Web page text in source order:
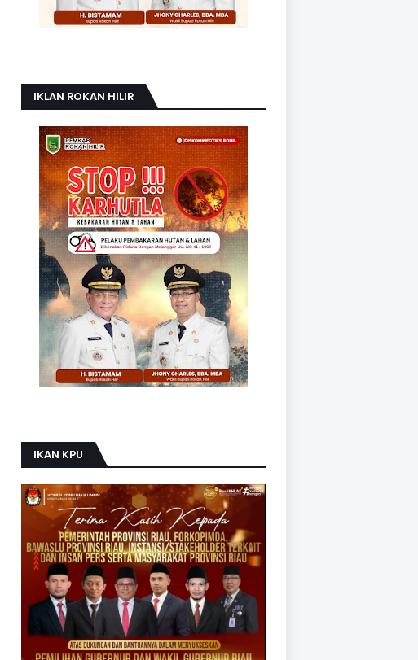
IKLAN ROKAN HILIR
IKAN KPU